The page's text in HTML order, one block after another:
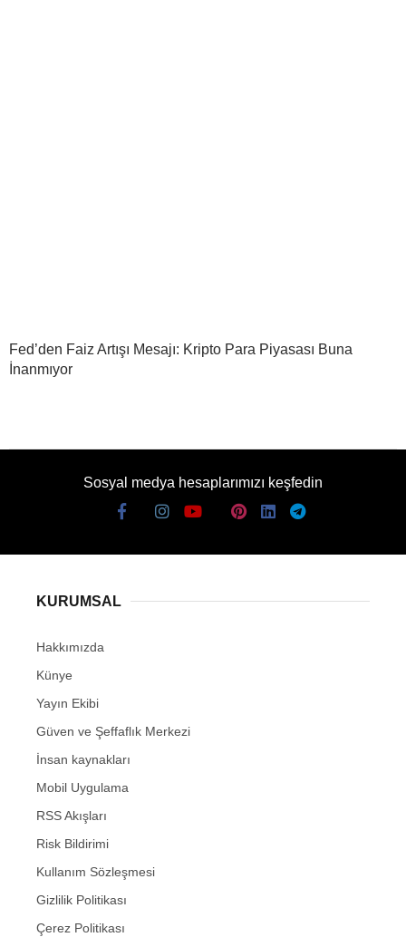
Fed’den Faiz Artışı Mesajı: Kripto Para Piyasası Buna
İnanmıyor
Sosyal medya hesaplarımızı keşfedin
KURUMSAL
Hakkımızda
Künye
Yayın Ekibi
Güven ve Şeffaflık Merkezi
İnsan kaynakları
Mobil Uygulama
RSS Akışları
Risk Bildirimi
Kullanım Sözleşmesi
Gizlilik Politikası
Çerez Politikası